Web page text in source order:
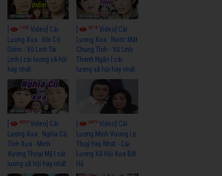
7665 Video] Cải
Lương Xưa : Đời Cô
Diễm - Vũ Linh Tài
Linh | cải lương xã hội
hay nhất
6918Video] Cải
Lương Xưa : Nước Mắt
Chung Tình - Vũ Linh
Thanh Ngân | cải
lương xã hội hay nhất
6056Video] Cải
Lương Xưa : Nghĩa Cũ
Tình Xưa - Minh
Vương Thoại Mỹ | cải
lương xã hội hay nhất
6679Video] Cải
Lương Minh Vương Lệ
Thuỷ Hay Nhất - Cải
Lương Xã Hội Xưa Bất
Hủ